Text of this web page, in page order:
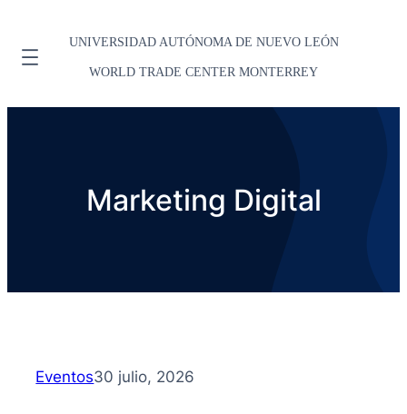
UNIVERSIDAD AUTÓNOMA DE NUEVO LEÓN
WORLD TRADE CENTER MONTERREY
Marketing Digital
Eventos30 julio, 2026